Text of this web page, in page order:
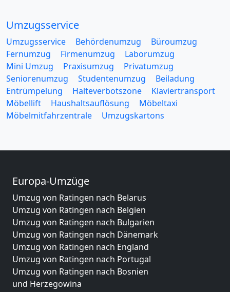
Umzugsservice
Umzugsservice Behördenumzug
Büroumzug
Fernumzug
Firmenumzug
Laborumzug
Mini Umzug
Praxisumzug
Privatumzug
Seniorenumzug
Studentenumzug
Beiladung
Entrümpelung
Halteverbotszone
Klaviertransport
Möbellift
Haushaltsauflösung
Möbeltaxi
Möbelmitfahrzentrale
Umzugskartons
Europa-Umzüge
Umzug von Ratingen nach Belarus
Umzug von Ratingen nach Belgien
Umzug von Ratingen nach Bulgarien
Umzug von Ratingen nach Dänemark
Umzug von Ratingen nach England
Umzug von Ratingen nach Portugal
Umzug von Ratingen nach Bosnien
und Herzegowina